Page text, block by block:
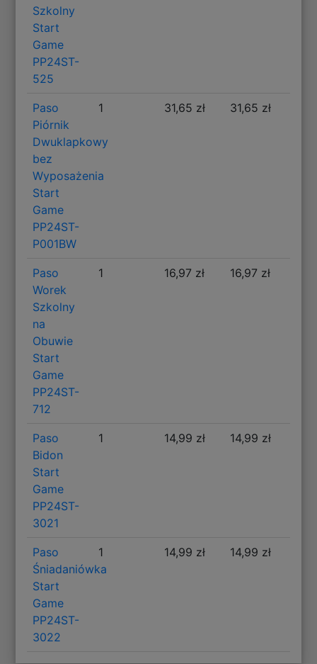
Szkolny
Start
Game
PP24ST-
525
Paso
Piórnik
Dwuklapkowy
bez
Wyposażenia
Start
Game
PP24ST-
P001BW
1 31,65 zł 31,65 zł
Paso
Worek
Szkolny
na
Obuwie
Start
Game
PP24ST-
712
1 16,97 zł 16,97 zł
Paso
Bidon
Start
Game
PP24ST-
3021
1 14,99 zł 14,99 zł
Paso
Śniadaniówka
Start
Game
PP24ST-
3022
1 14,99 zł 14,99 zł